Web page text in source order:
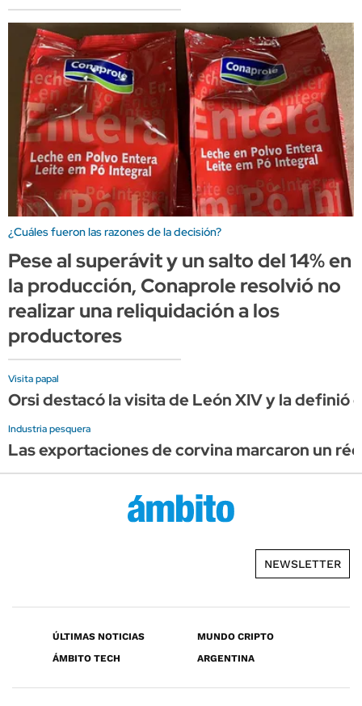
¿Cuáles fueron las razones de la decisión?
Pese al superávit y un salto del 14% en
la producción, Conaprole resolvió no
realizar una reliquidación a los
productores
Visita papal
Orsi destacó la visita de León XIV y la definió
Industria pesquera
Las exportaciones de corvina marcaron un
NEWSLETTER
ÚLTIMAS NOTICIAS
MUNDO CRIPTO
ÁMBITO TECH
ARGENTINA